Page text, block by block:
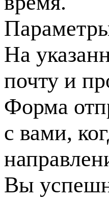
На
почту и
Форма
с вами,
Вы